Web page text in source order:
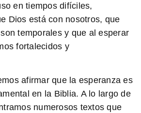
en tiempos difíciles,
Dios está con nosotros, que
temporales y que al esperar
fortalecidos y
afirmar que la esperanza es
en la Biblia. A lo largo de
numerosos textos que